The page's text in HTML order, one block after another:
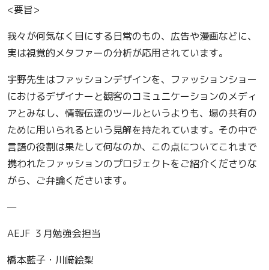
<要旨>
我々が何気なく目にする日常のもの、広告や漫画などに、
実は視覚的メタファーの分析が応用されています。
宇野先生はファッションデザインを、ファッションショー
におけるデザイナーと観客のコミュニケーションのメディ
アとみなし、情報伝達のツールというよりも、場の共有の
ために用いられるという見解を持たれています。その中で
言語の役割は果たして何なのか、この点についてこれまで
携われたファッションのプロジェクトをご紹介くださりな
がら、ご弁論くださいます。
—
AEJF ３月勉強会担当
橋本藍子・川﨑絵梨